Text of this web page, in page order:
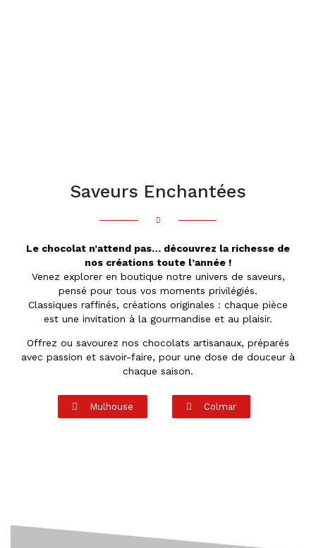
Saveurs Enchantées
Le chocolat n’attend pas… découvrez la richesse de
nos créations toute l’année !
Venez explorer en boutique notre univers de saveurs,
pensé pour tous vos moments privilégiés.
Classiques raffinés, créations originales : chaque pièce
est une invitation à la gourmandise et au plaisir.
Offrez ou savourez nos chocolats artisanaux, préparés
avec passion et savoir-faire, pour une dose de douceur à
chaque saison.
Mulhouse Colmar